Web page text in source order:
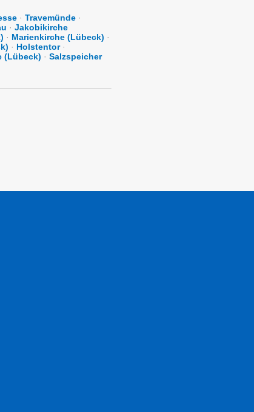
· Travemünde ·
· Jakobikirche
· Marienkirche (Lübeck) ·
· Holstentor·
(Lübeck) · Salzspeicher